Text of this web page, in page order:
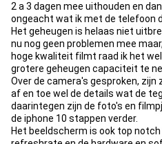
2 a 3 dagen mee uithouden en
ongeacht wat ik met de telefoon
Het geheugen is helaas niet
nu nog geen problemen mee
hoge kwaliteit filmt raad ik het
grotere geheugen capaciteit te
Over de camera's gesproken,
af en toe wel de details wat de
daarintegen zijn de foto's en
de iphone 10 stappen verder.
Het beeldscherm is ook top